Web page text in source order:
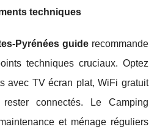
techniques
Pyrénées guiderecommande
techniques cruciaux. Optez
avec TV écran plat, WiFi gratuit
connectés. Le Camping
et ménage réguliers